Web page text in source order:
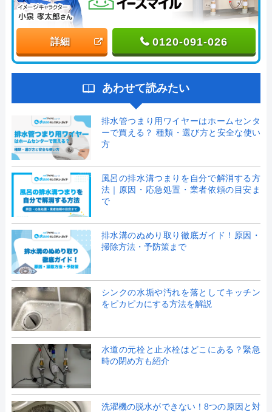
詳細 0120-091-026
あわせて読みたい
排水管つまり用ワイヤーはホームセンタ
ーで買える？ 種類・選び方と安全な使い
方
風呂の排水溝つまりを自分で解消する方
法｜原因・応急処置・業者依頼の目安ま
で
排水溝のぬめり取り徹底ガイド！原因・
掃除方法・予防策まで
シンクの水垢や汚れを落としてキッチン
をピカピカにする方法を解説
水道の元栓と止水栓はどこにある？緊急
時の閉め方も紹介
洗濯機の脱水ができない！8つの原因と対